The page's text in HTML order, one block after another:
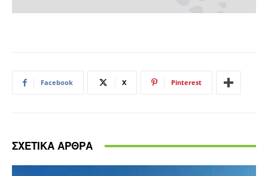
Facebook X Pinterest
ΣΧΕΤΙΚΑ ΑΡΘΡΑ